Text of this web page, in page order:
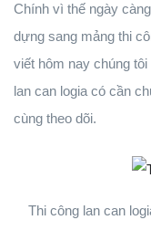
Chính vì thế ngày
dựng sang mảng thi
viết hôm nay chúng
lan can logia có cần
cùng theo dõi.
Thi công lan can